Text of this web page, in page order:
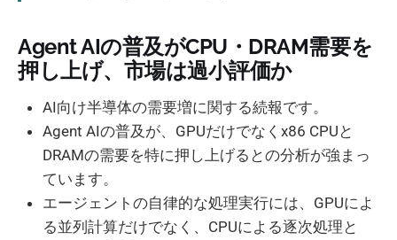
Agent AIの普及がCPU・DRAM需要を
押し上げ、市場は過小評価か
AI向け半導体の需要増に関する続報です。
Agent AIの普及が、GPUだけでなくx86 CPUと
DRAMの需要を特に押し上げるとの分析が強まっ
ています。
エージェントの自律的な処理実行には、GPUによ
る並列計算だけでなく、CPUによる逐次処理と